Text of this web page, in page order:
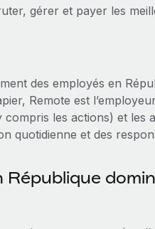
gérer et payer les
des employés en
Remote est
les actions) et les
quotidienne et des